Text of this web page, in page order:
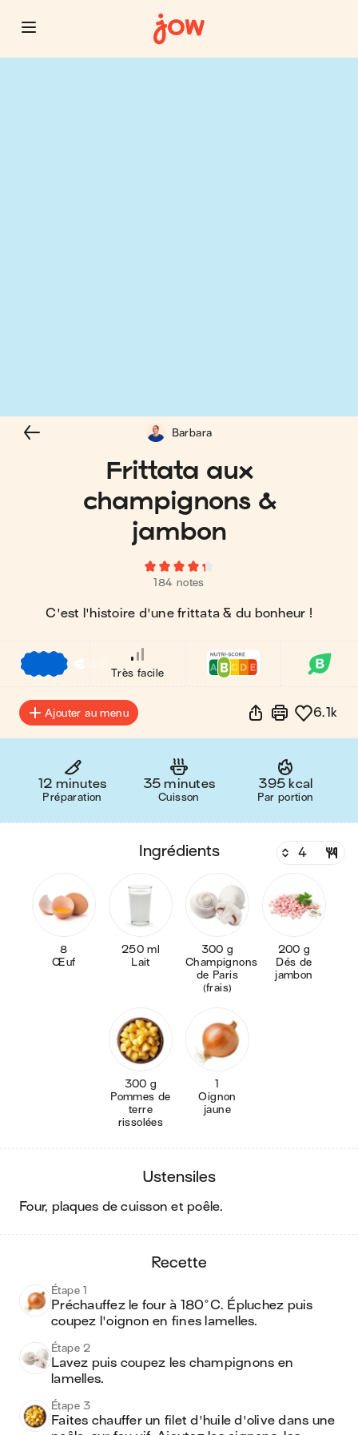
Frittata aux
champignons &
jambon
184 notes
C'est l'histoire d'une frittata & du bonheur !
Barbara
€
Très facile
Ajouter au menu 6.1k
12 minutes
Préparation
35 minutes
Cuisson
395 kcal
Par portion
ingrédients
8
Œuf
250 ml
Lait
300 g
Champignons
de Paris
(frais)
200 g
Dés de
jambon
300 g
Pommes de
terre
rissolées
1
Oignon
jaune
ustensiles
four, plaques de cuisson et poêle.
recette
Étape 1
Préchauffez le four à 180°C. Épluchez puis
coupez l'oignon en fines lamelles.
Étape 2
Lavez puis coupez les champignons en
lamelles.
Étape 3
Faites chauffer un filet d'huile d'olive dans une